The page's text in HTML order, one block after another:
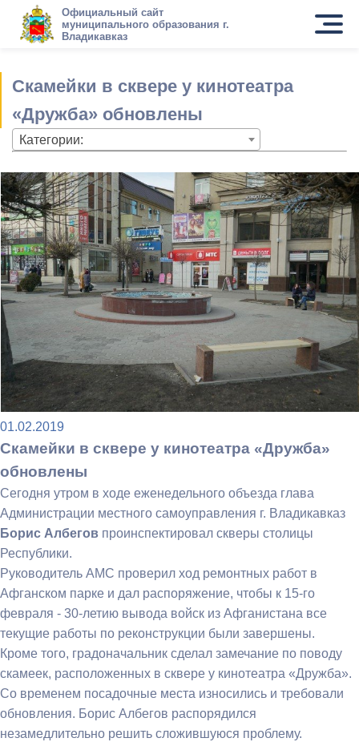
Официальный сайт
муниципального образования г.
Владикавказ
Скамейки в сквере у кинотеатра
«Дружба» обновлены
Категории:
01.02.2019
Скамейки в сквере у кинотеатра «Дружба»
обновлены
Сегодня утром в ходе еженедельного объезда глава
Администрации местного самоуправления г. Владикавказ
Борис Албегов проинспектировал скверы столицы
Республики.
Руководитель АМС проверил ход ремонтных работ в
Афганском парке и дал распоряжение, чтобы к 15-го
февраля - 30-летию вывода войск из Афганистана все
текущие работы по реконструкции были завершены.
Кроме того, градоначальник сделал замечание по поводу
скамеек, расположенных в сквере у кинотеатра «Дружба».
Со временем посадочные места износились и требовали
обновления. Борис Албегов распорядился
незамедлительно решить сложившуюся проблему.